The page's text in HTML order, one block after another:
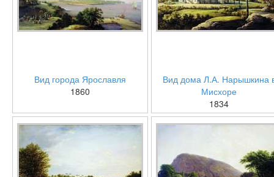
Вид города Ярославля
1860
Вид дома Л.А. Нарышкина
Мисхоре
1834